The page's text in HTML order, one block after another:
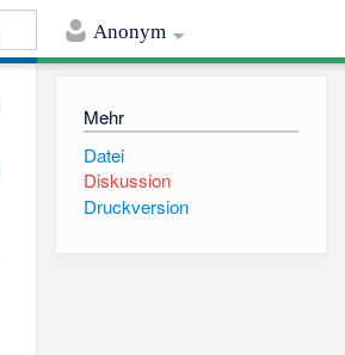
Anonym
Mehr
Datei
Diskussion
Druckversion